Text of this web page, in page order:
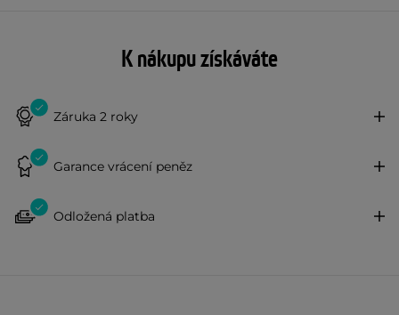
K nákupu získáváte
Záruka 2 roky
Garance vrácení peněz
Odložená platba